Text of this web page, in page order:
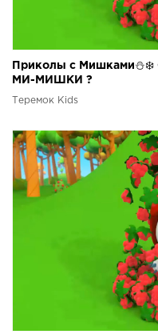
Приколы с Мишками⛄❄️
МИ-МИШКИ ?
Теремок Kids